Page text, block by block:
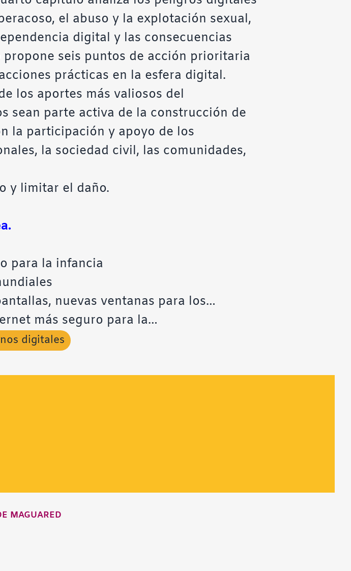
el abuso y la explotación sexual,
digital y las consecuencias
seis puntos de acción prioritaria
prácticas en la esfera digital.
los aportes más valiosos del
sean parte activa de la construcción de
la participación y apoyo de los
la sociedad civil, las comunidades,
y limitar el daño.
para la infancia
nuevas ventanas para los…
más seguro para la…
digitales
MAGUARED